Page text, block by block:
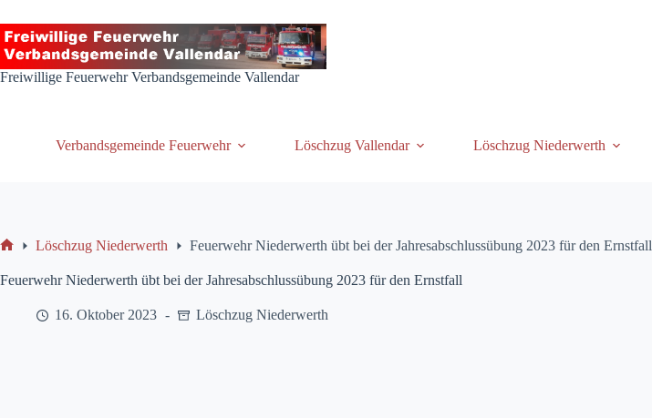
Inhalt
springen
Freiwillige Feuerwehr Verbandsgemeinde Vallendar
Verbandsgemeinde Feuerwehr Löschzug Vallendar Löschzug Niederwerth
Löschzug Niederwerth Feuerwehr Niederwerth übt bei der Jahresabschlussübung 2023 für den Ernstfall
Feuerwehr Niederwerth übt bei der Jahresabschlussübung 2023 für den Ernstfall
16. Oktober 2023 Löschzug Niederwerth